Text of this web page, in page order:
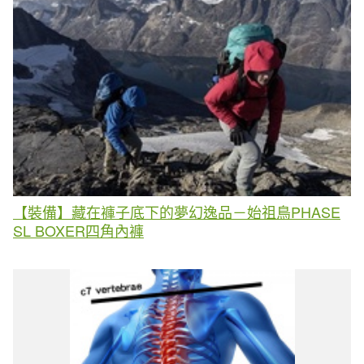
【裝備】藏在褲子底下的夢幻逸品－始祖鳥PHASE
SL BOXER四角內褲